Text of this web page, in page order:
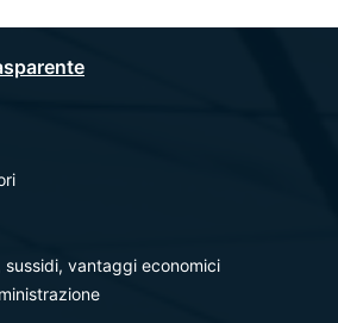
vantaggi economici